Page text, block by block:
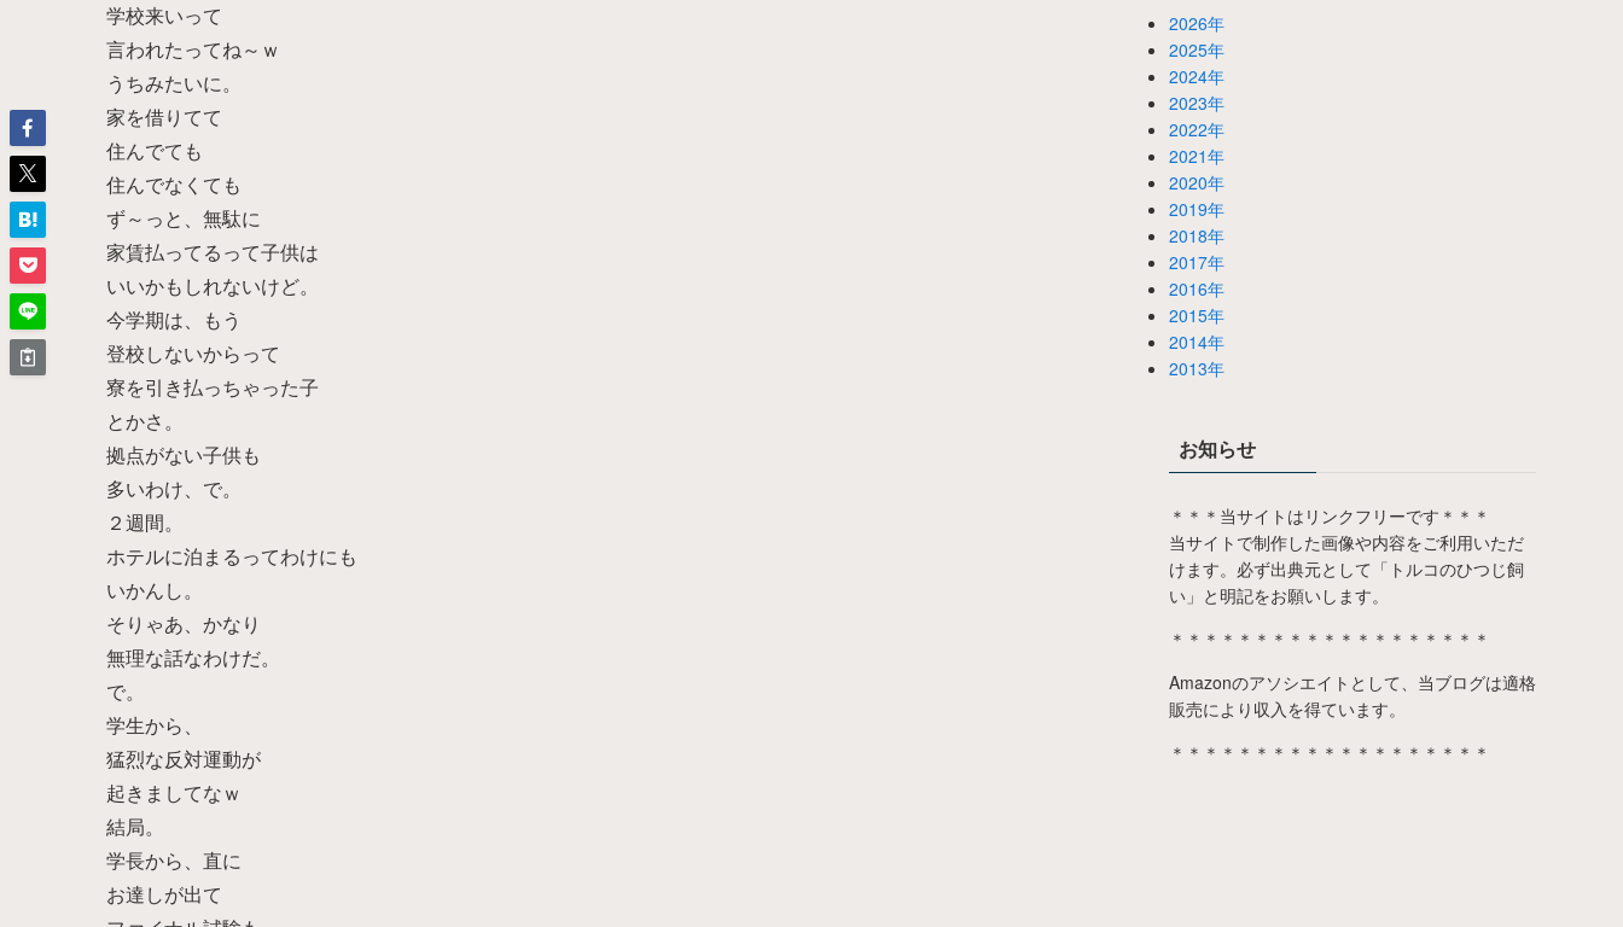
学校来いって
言われたってね～ｗ
うちみたいに。
家を借りてて
住んでても
住んでなくても
ず～っと、無駄に
家賃払ってるって子供は
いいかもしれないけど。
今学期は、もう
登校しないからって
寮を引き払っちゃった子
とかさ。
拠点がない子供も
多いわけ、で。
２週間。
ホテルに泊まるってわけにも
いかんし。
そりゃあ、かなり
無理な話なわけだ。
で。
学生から、
猛烈な反対運動が
起きましてなｗ
結局。
学長から、直に
お達しが出て
2026年
2025年
2024年
2023年
2022年
2021年
2020年
2019年
2018年
2017年
2016年
2015年
2014年
2013年
お知らせ
＊＊＊当サイトはリンクフリーです＊＊＊
当サイトで制作した画像や内容をご利用いただ
けます。必ず出典元として「トルコのひつじ飼
い」と明記をお願いします。
＊＊＊＊＊＊＊＊＊＊＊＊＊＊＊＊＊＊＊
Amazonのアソシエイトとして、当ブログは適格
販売により収入を得ています。
＊＊＊＊＊＊＊＊＊＊＊＊＊＊＊＊＊＊＊